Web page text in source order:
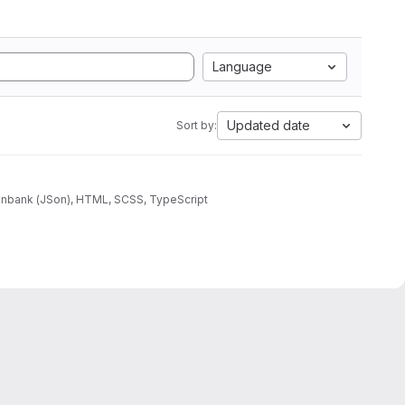
Language
Sort by: Updated date
(JSon), HTML, SCSS, TypeScript